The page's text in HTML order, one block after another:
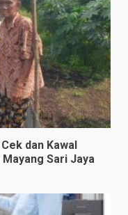
dan Kawal
Sari Jaya